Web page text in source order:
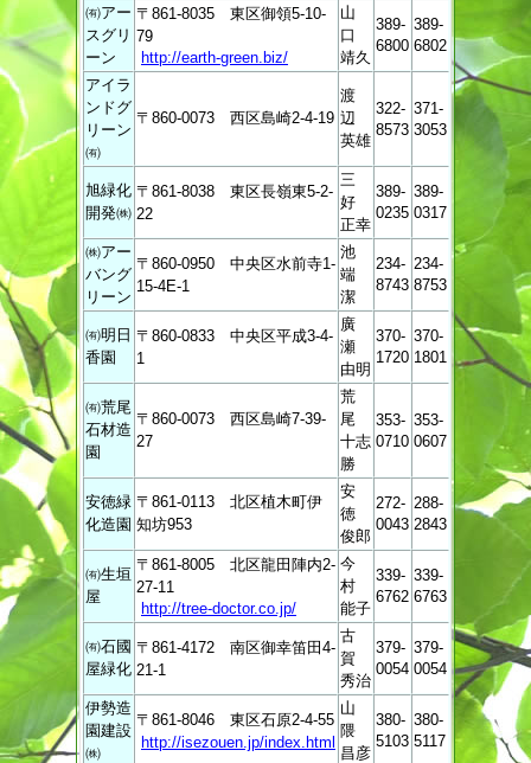
㈲アー
スグリ
ーン
〒861-8035 東区御領5-10-
79
http://earth-green.biz/
山
口
靖久
389-
6800
389-
6802
アイラ
ンドグ
リーン
㈲
〒860-0073 西区島崎2-4-19
渡
辺
英雄
322-
8573
371-
3053
旭緑化
開発㈱
〒861-8038 東区長嶺東5-2-
22
三
好
正幸
389-
0235
389-
0317
㈱アー
バング
リーン
〒860-0950 中央区水前寺1-
15-4E-1
池
端
潔
234-
8743
234-
8753
㈲明日
香園
〒860-0833 中央区平成3-4-
1
廣
瀬
由明
370-
1720
370-
1801
㈲荒尾
石材造
園
〒860-0073 西区島崎7-39-
27
荒
尾
十志
勝
353-
0710
353-
0607
安徳緑
化造園
〒861-0113 北区植木町伊
知坊953
安
徳
俊郎
272-
0043
288-
2843
㈲生垣
屋
〒861-8005 北区龍田陣内2-
27-11
http://tree-doctor.co.jp/
今
村
能子
339-
6762
339-
6763
㈲石國
屋緑化
〒861-4172 南区御幸笛田4-
21-1
古
賀
秀治
379-
0054
379-
0054
伊勢造
園建設
㈱
〒861-8046 東区石原2-4-55
http://isezouen.jp/index.html
山
隈
昌彦
380-
5103
380-
5117